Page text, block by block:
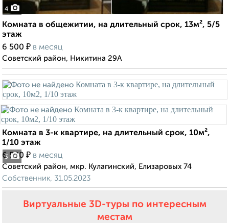
4
Комната в общежитии, на длительный срок, 13м², 5/5
этаж
6 500 ₽ в месяц
Советский район, Никитина 29А
3
Комната в 3-к квартире, на длительный срок, 10м²,
1/10 этаж
6 500 ₽ в месяц
Советский район, мкр. Кулагинский, Елизаровых 74
Собственник, 31.05.2023
Виртуальные 3D-туры по интересным
местам